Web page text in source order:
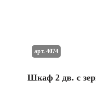
Шкаф 2 дв. с
арт. 4074